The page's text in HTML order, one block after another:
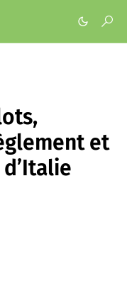
et